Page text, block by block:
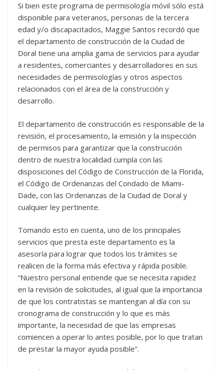
Si bien este programa de permisología móvil sólo está
disponible para veteranos, personas de la tercera
edad y/o discapacitados, Maggie Santos recordó que
el departamento de construcción de la Ciudad de
Doral tiene una amplia gama de servicios para ayudar
a residentes, comerciantes y desarrolladores en sus
necesidades de permisologías y otros aspectos
relacionados con el área de la construcción y
desarrollo.
El departamento de construcción es responsable de la
revisión, el procesamiento, la emisión y la inspección
de permisos para garantizar que la construcción
dentro de nuestra localidad cumpla con las
disposiciones del Código de Construcción de la Florida,
el Código de Ordenanzas del Condado de Miami-
Dade, con las Ordenanzas de la Ciudad de Doral y
cualquier ley pertinente.
Tomando esto en cuenta, uno de los principales
servicios que presta este departamento es la
asesoría para lograr que todos los trámites se
realicen de la forma más efectiva y rápida posible.
“Nuestro personal entiende que se necesita rapidez
en la revisión de solicitudes, al igual que la importancia
de que los contratistas se mantengan al día con su
cronograma de construcción y lo que es más
importante, la necesidad de que las empresas
comiencen a operar lo antes posible, por lo que tratan
de prestar la mayor ayuda posible”.